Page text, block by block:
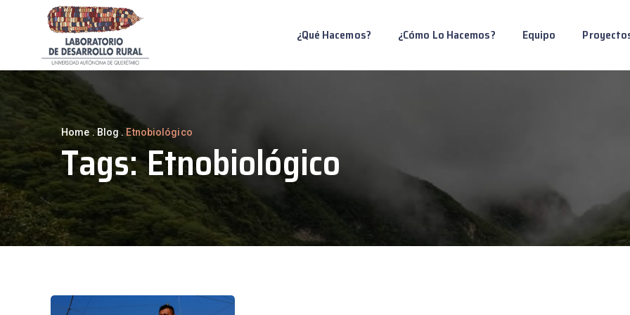
¿Qué Hacemos? ¿Cómo Lo Hacemos? Equipo
Home .Blog . Etnobiológico
Tags:Etnobiológico